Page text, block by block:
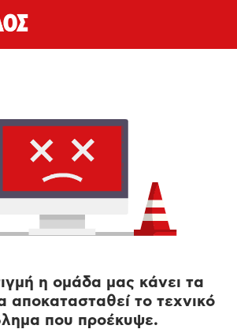
η ομάδα μας κάνει τα
αποκατασταθεί το τεχνικό
που προέκυψε.